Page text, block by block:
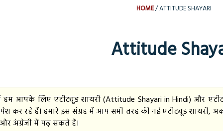
HOME ATTITUDE SHAYARI
Attitude
हम आपके लिए एटीट्यूड शायरी (Attitude Shayari in Hindi) और
कर रहे हैं। हमारे इस संग्रह में आप सभी तरह की नई एटीट्यूड शायरी,
अंग्रेजी में पढ़ सकते हैं।